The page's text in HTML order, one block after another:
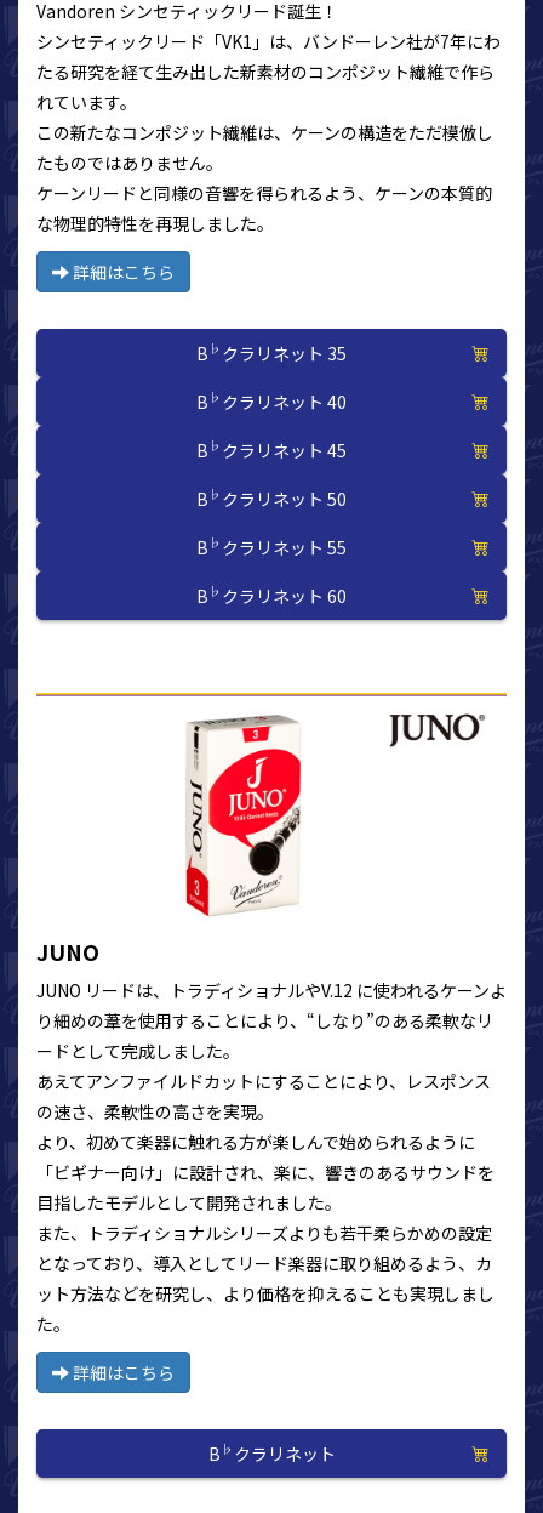
Vandoren シンセティックリード誕生！
シンセティックリード「VK1」は、バンドーレン社が7年にわ
たる研究を経て生み出した新素材のコンポジット繊維で作ら
れています。
この新たなコンポジット繊維は、ケーンの構造をただ模倣し
たものではありません。
ケーンリードと同様の音響を得られるよう、ケーンの本質的
な物理的特性を再現しました。
詳細はこちら
B ♭ クラリネット 35
B ♭ クラリネット 40
B ♭ クラリネット 45
B ♭ クラリネット 50
B ♭ クラリネット 55
B ♭ クラリネット 60
JUNO
JUNO リードは、トラディショナルやV.12 に使われるケーンよ
り細めの葦を使用することにより、“しなり”のある柔軟なリ
ードとして完成しました。
あえてアンファイルドカットにすることにより、レスポンス
の速さ、柔軟性の高さを実現。
より、初めて楽器に触れる方が楽しんで始められるように
「ビギナー向け」に設計され、楽に、響きのあるサウンドを
目指したモデルとして開発されました。
また、トラディショナルシリーズよりも若干柔らかめの設定
となっており、導入としてリード楽器に取り組めるよう、カ
ット方法などを研究し、より価格を抑えることも実現しまし
た。
詳細はこちら
B ♭ クラリネット